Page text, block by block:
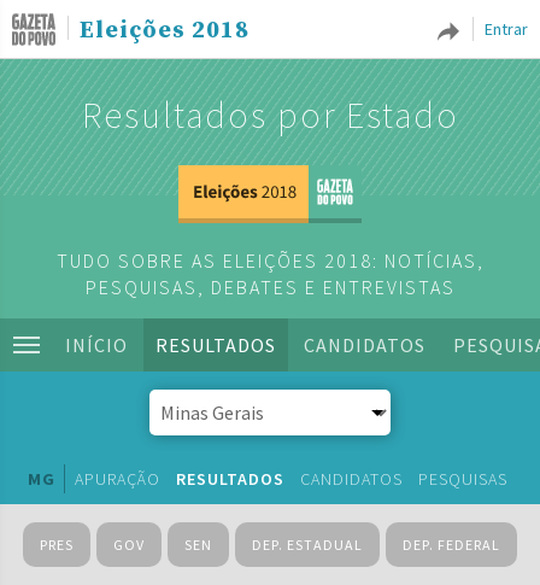
Entrar
Eleições 2018
Resultados por Estado
TUDO SOBRE AS ELEIÇÕES 2018: NOTÍCIAS,
PESQUISAS, DEBATES E ENTREVISTAS
INÍCIO RESULTADOS CANDIDATOS
MG APURAÇÃO RESULTADOS CANDIDATOS PESQUISAS
PRES GOV SEN DEP. ESTADUAL DEP. FEDERAL